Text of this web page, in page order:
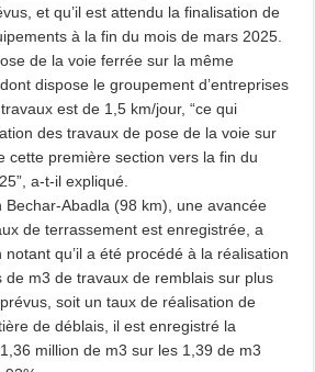
et qu’il est attendu la finalisation de
à la fin du mois de mars 2025.
de la voie ferrée sur la même
dispose le groupement d’entreprises
est de 1,5 km/jour, “ce qui
des travaux de pose de la voie sur
cette première section vers la fin du
a-t-il expliqué.
Bechar-Abadla (98 km), une avancée
de terrassement est enregistrée, a
qu’il a été procédé à la réalisation
de m3 de travaux de remblais sur plus
soit un taux de réalisation de
de déblais, il est enregistré la
million de m3 sur les 1,39 de m3